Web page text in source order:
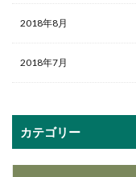
2018年8月
2018年7月
カテゴリー